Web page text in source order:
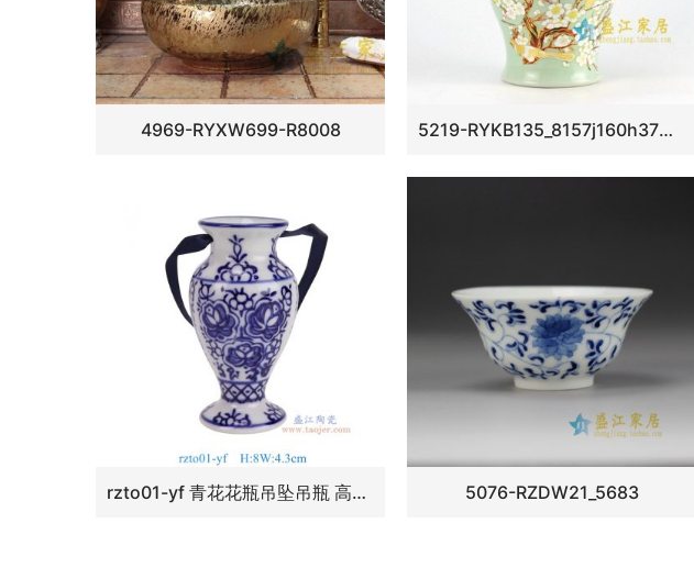
4969-RYXW699-R8008 5219-RYKB135_8157j160h37w21k11.7
rzto01-yf 青花花瓶吊坠吊瓶 高8直径4.3底径3.5 5076-RZDW21_5683